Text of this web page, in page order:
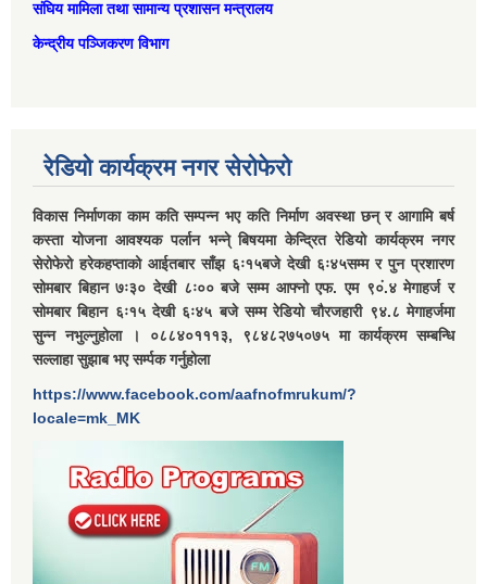
संघिय मामिला तथा सामान्‍य प्रशासन मन्त्रालय
केन्द्रीय पञ्जिकरण विभाग
रेडियो कार्यक्रम नगर सेरोफेरो
विकास निर्माणका काम कति सम्पन्न भए कति निर्माण अवस्था छन् र आगामि बर्ष
कस्ता योजना आवश्यक पर्लान भन्ने् बिषयमा केन्द्रित रेडियो कार्यक्रम नगर
सेरोफेरो हरेकहप्ताको आईतबार साँझ ६ः१५बजे देखी ६ः४५सम्म र पुन प्रशारण
सोमबार बिहान ७ः३० देखी ८ः०० बजे सम्म आफ्नो एफ. एम ९०ं.४ मेगाहर्ज र
सोमबार बिहान ६ः१५ देखी ६ः४५ बजे सम्म रेडियो चौरजहारी ९४.८ मेगाहर्जमा
सुन्न नभुल्नुहोला । ०८८४०१११३, ९८४८२७५०७५ मा कार्यक्रम सम्बन्धि
सल्लाहा सुझाब भए सर्म्पक गर्नुहोला
https://www.facebook.com/aafnofmrukum/?
locale=mk_MK